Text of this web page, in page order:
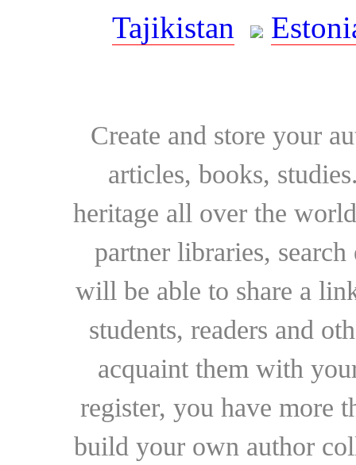
Tajikistan
Create and store your
articles, books,
heritage all over the
partner libraries,
will be able to share a
students, readers and
acquaint them with
register, you have more
build your own author